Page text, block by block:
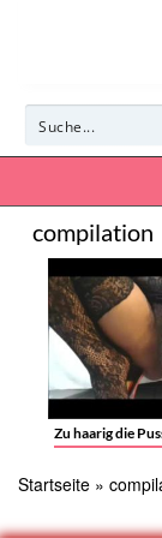
compilation
Startseite »